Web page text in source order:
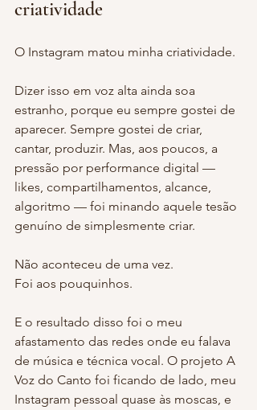
criatividade
O Instagram matou minha criatividade.
Dizer isso em voz alta ainda soa
estranho, porque eu sempre gostei de
aparecer. Sempre gostei de criar,
cantar, produzir. Mas, aos poucos, a
pressão por performance digital —
likes, compartilhamentos, alcance,
algoritmo — foi minando aquele tesão
genuíno de simplesmente criar.
Não aconteceu de uma vez.
Foi aos pouquinhos.
E o resultado disso foi o meu
afastamento das redes onde eu falava
de música e técnica vocal. O projeto A
Voz do Canto foi ficando de lado, meu
Instagram pessoal quase às moscas, e